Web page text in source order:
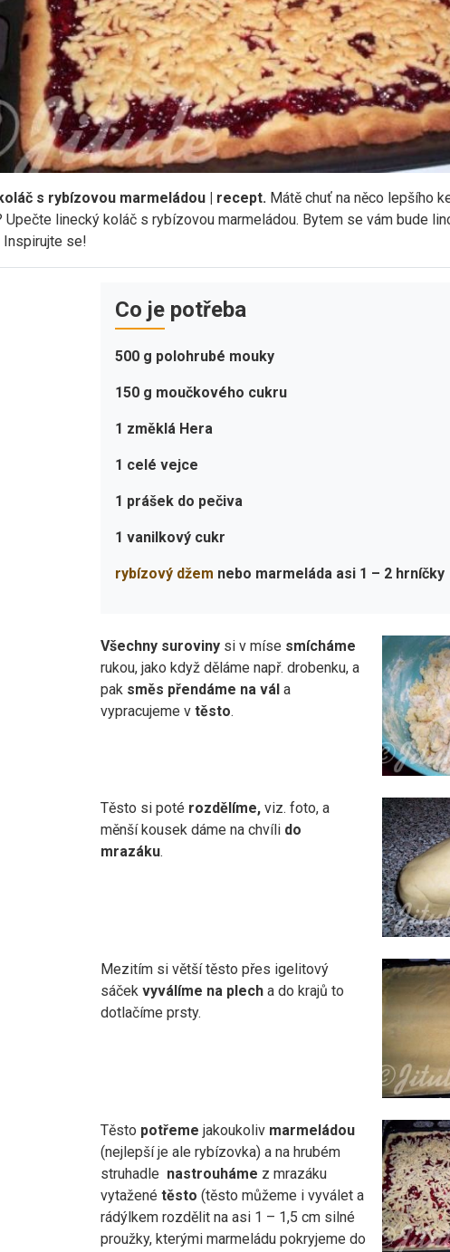
s rybízovou marmeládou | recept. Mátě chuť na něco lepšího
Upečte linecký koláč s rybízovou marmeládou. Bytem se vám bude
Inspirujte se!
Co je potřeba
500 g polohrubé mouky
150 g moučkového cukru
1 změklá Hera
1 celé vejce
1 prášek do pečiva
1 vanilkový cukr
rybízový džem nebo marmeláda asi 1 – 2 hrníčky
Všechny suroviny si v míse smícháme
rukou, jako když děláme např. drobenku, a
pak směs přendáme na vála
vypracujeme vtěsto.
Těsto si poté rozdělíme, viz. foto, a
měnší kousek dáme na chvíli do
mrazáku.
Mezitím si větší těsto přes igelitový
sáček vyválíme na plecha do krajů to
dotlačíme prsty.
Těsto potřeme jakoukoliv marmeládou
(nejlepší je ale rybízovka) a na hrubém
struhadle nastrouháme z mrazáku
vytaženétěsto (těsto můžeme i vyválet a
rádýlkem rozdělit na asi 1 – 1,5 cm silné
proužky, kterými marmeládu pokryjeme do